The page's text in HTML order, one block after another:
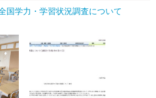
国学力・学習状況調査について